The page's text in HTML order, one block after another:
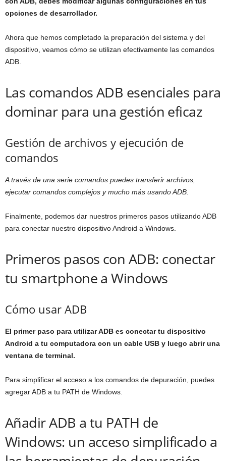
opciones de desarrollador.
Ahora que hemos completado la preparación del sistema y del
dispositivo, veamos cómo se utilizan efectivamente las comandos
ADB.
Las comandos ADB esenciales para
dominar para una gestión eficaz
Gestión de archivos y ejecución de
comandos
A través de una serie comandos puedes transferir archivos,
ejecutar comandos complejos y mucho más usando ADB.
Finalmente, podemos dar nuestros primeros pasos utilizando ADB
para conectar nuestro dispositivo Android a Windows.
Primeros pasos con ADB: conectar
tu smartphone a Windows
Cómo usar ADB
El primer paso para utilizar ADB es conectar tu dispositivo
Android a tu computadora con un cable USB y luego abrir una
ventana de terminal.
Para simplificar el acceso a los comandos de depuración, puedes
agregar ADB a tu PATH de Windows.
Añadir ADB a tu PATH de
Windows: un acceso simplificado a